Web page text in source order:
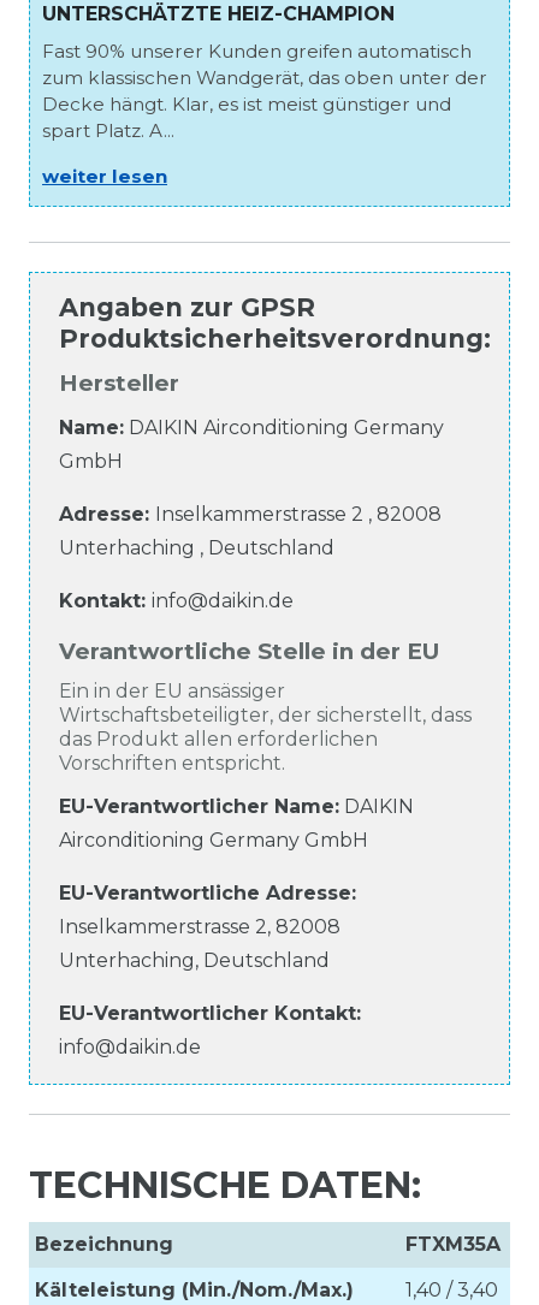
UNTERSCHÄTZTE HEIZ-CHAMPION
Fast 90% unserer Kunden greifen automatisch
zum klassischen Wandgerät, das oben unter der
Decke hängt. Klar, es ist meist günstiger und
spart Platz. A...
weiter lesen
Angaben zur GPSR
Produktsicherheitsverordnung:
Hersteller
Name: DAIKIN Airconditioning Germany
GmbH
Adresse: Inselkammerstrasse 2 , 82008
Unterhaching , Deutschland
Kontakt: info@daikin.de
Verantwortliche Stelle in der EU
Ein in der EU ansässiger
Wirtschaftsbeteiligter, der sicherstellt, dass
das Produkt allen erforderlichen
Vorschriften entspricht.
EU-Verantwortlicher Name: DAIKIN
Airconditioning Germany GmbH
EU-Verantwortliche Adresse:
Inselkammerstrasse 2, 82008
Unterhaching, Deutschland
EU-Verantwortlicher Kontakt:
info@daikin.de
TECHNISCHE DATEN:
Bezeichnung
FTXM35A
Kälteleistung (Min./Nom./Max.)
1,40 / 3,40